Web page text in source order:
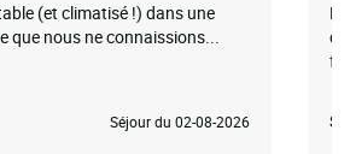
(et climatisé !) dans une
que nous ne connaissions...
Séjour du 02-08-2026